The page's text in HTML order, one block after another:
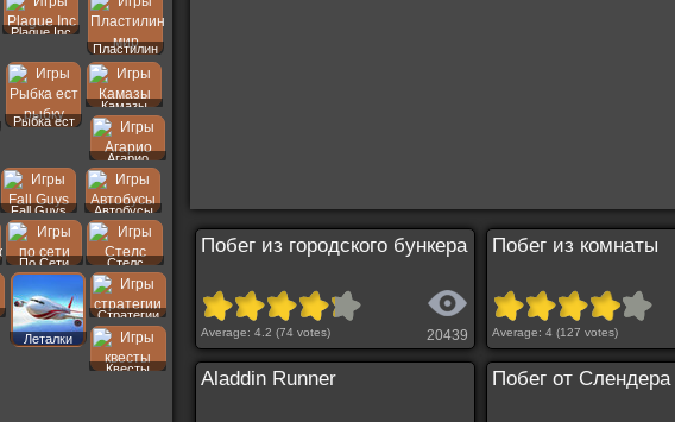
Побег из городского бункера
Average: 4.2 (74 votes) 20439
Побег из комнаты
Average:4 (127 votes)
Aladdin Runner Побег от Слендера
Plague Inc
Пластилин
Рыбка ест
Камазы
Агарио
Fall Guys
Автобусы
По Сети Стелс
Леталки
Стратегии
Квесты